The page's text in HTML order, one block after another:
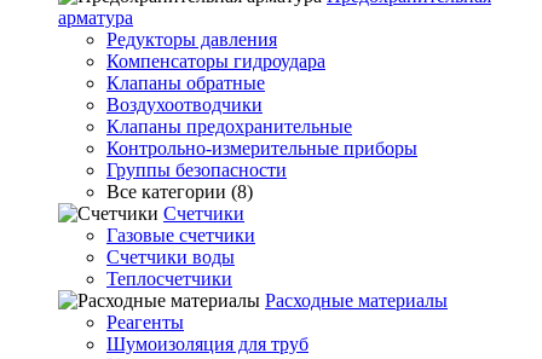
арматура
Редукторы давления
Компенсаторы гидроудара
Клапаны обратные
Воздухоотводчики
Клапаны предохранительные
Контрольно-измерительные приборы
Группы безопасности
Все категории (8)
Счетчики
Газовые счетчики
Счетчики воды
Теплосчетчики
Расходные материалы
Реагенты
Шумоизоляция для труб